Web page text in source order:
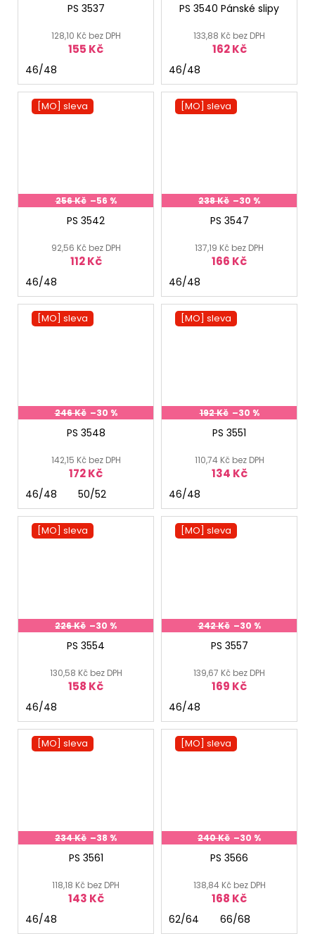
PS 3537
128,10 Kč bez DPH
155 Kč
46/48
PS 3540 Pánské slipy
133,88 Kč bez DPH
162 Kč
46/48
[MO] sleva
256 Kč –56 %
PS 3542
92,56 Kč bez DPH
112 Kč
46/48
[MO] sleva
238 Kč –30 %
PS 3547
137,19 Kč bez DPH
166 Kč
46/48
[MO] sleva
246 Kč –30 %
PS 3548
142,15 Kč bez DPH
172 Kč
46/48 50/52
[MO] sleva
192 Kč –30 %
PS 3551
110,74 Kč bez DPH
134 Kč
46/48
[MO] sleva
226 Kč –30 %
PS 3554
130,58 Kč bez DPH
158 Kč
46/48
[MO] sleva
242 Kč –30 %
PS 3557
139,67 Kč bez DPH
169 Kč
46/48
[MO] sleva
234 Kč –38 %
PS 3561
118,18 Kč bez DPH
143 Kč
46/48
[MO] sleva
240 Kč –30 %
PS 3566
138,84 Kč bez DPH
168 Kč
62/64 66/68